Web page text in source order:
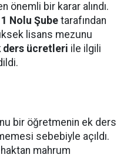
önemli bir karar alındı.
Nolu Şube tarafından
lisans mezunu
ders ücretleri ile ilgili
bir öğretmenin ek ders
sebebiyle açıldı.
mahrum